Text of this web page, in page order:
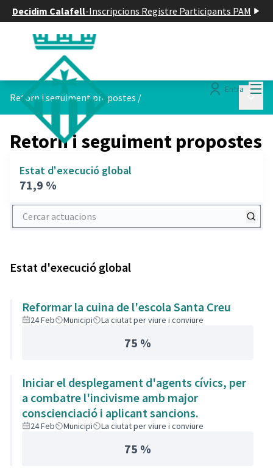
Decidim Calafell-Inscripcions Registre Participants PAM
Entra
Retorn i seguiment propostes /
Retorn i seguiment propostes
Estat d'execució global
71,9 %
Cercar actuacions
Estat d'execució global
Reformar la cuina de l'escola Santa Creu
24 Feb Municipi La ciutat per viure i conviure
75 %
Iniciar el desplegament d'agents cívics, per
a combatre l'incivisme amb major
conscienciació i aplicant sancions.
24 Feb Municipi La ciutat per viure i conviure
75 %